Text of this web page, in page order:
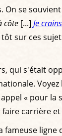
se
côte [...] Je
sur ces
qui s'était
« pour
carrière
ligne